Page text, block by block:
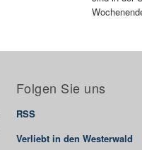
Folgen Sie uns
RSS
Verliebt in den Westerwald